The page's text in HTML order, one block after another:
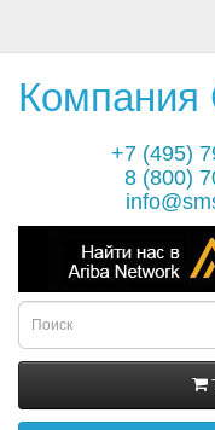
+7 (495)
8 (800)